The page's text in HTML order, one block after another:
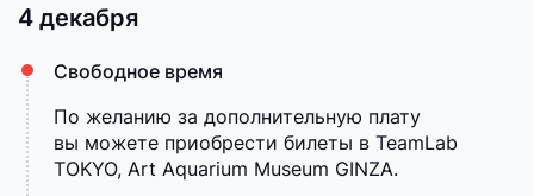
4 декабря
Свободное время
По желанию за дополнительную плату
вы можете приобрести билеты в TeamLab
TOKYO, Art Aquarium Museum GINZA.